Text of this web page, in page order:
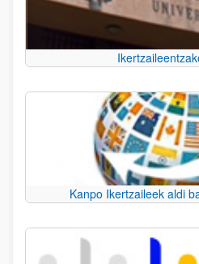
Kanpo Ikertzaileek aldi